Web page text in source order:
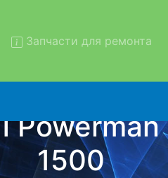
Запчасти для ремонта
в сервис